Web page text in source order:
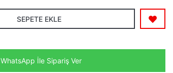
SEPETE EKLE
WhatsApp İle Sipariş Ver